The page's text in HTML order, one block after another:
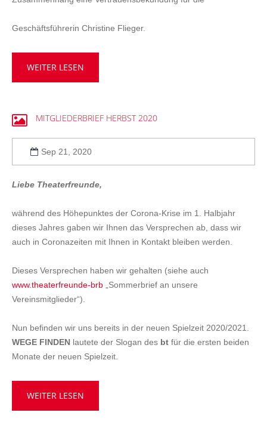
Geschäftsführerin Christine Flieger.
WEITER LESEN
MITGLIEDERBRIEF HERBST 2020
Sep 21, 2020
Liebe Theaterfreunde,
während des Höhepunktes der Corona-Krise im 1. Halbjahr
dieses Jahres gaben wir Ihnen das Versprechen ab, dass wir
auch in Coronazeiten mit Ihnen in Kontakt bleiben werden.
Dieses Versprechen haben wir gehalten (siehe auch
www.theaterfreunde-brb „Sommerbrief an unsere
Vereinsmitglieder“).
Nun befinden wir uns bereits in der neuen Spielzeit 2020/2021.
WEGE FINDEN lautete der Slogan des bt für die ersten beiden
Monate der neuen Spielzeit.
WEITER LESEN